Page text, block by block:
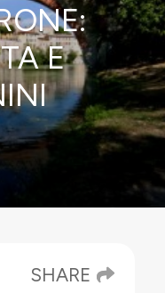
E
SHARE